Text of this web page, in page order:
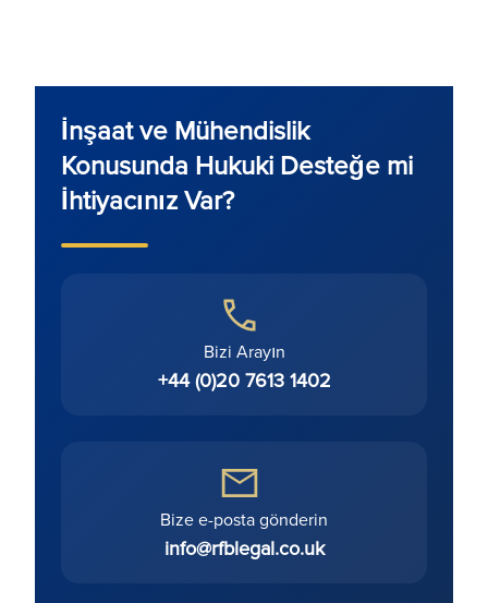
İnşaat ve Mühendislik
Konusunda Hukuki Desteğe mi
İhtiyacınız Var?
Bizi Arayın
+44 (0)20 7613 1402
Bize e-posta gönderin
info@rfblegal.co.uk